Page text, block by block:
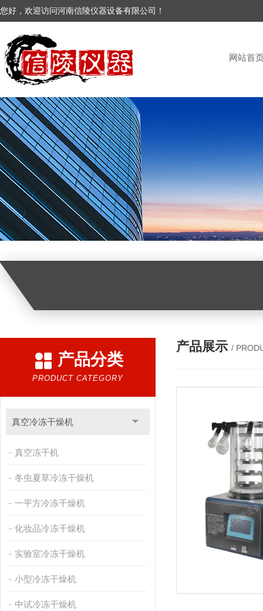
您好，欢迎访问河南信陵仪器设备有限公司！
网站首
产品分类
PRODUCT CATEGORY
真空冷冻干燥机
真空冻干机
冬虫夏草冷冻干燥机
一平方冷冻干燥机
化妆品冷冻干燥机
实验室冷冻干燥机
小型冷冻干燥机
中试冷冻干燥机
产品展示 /